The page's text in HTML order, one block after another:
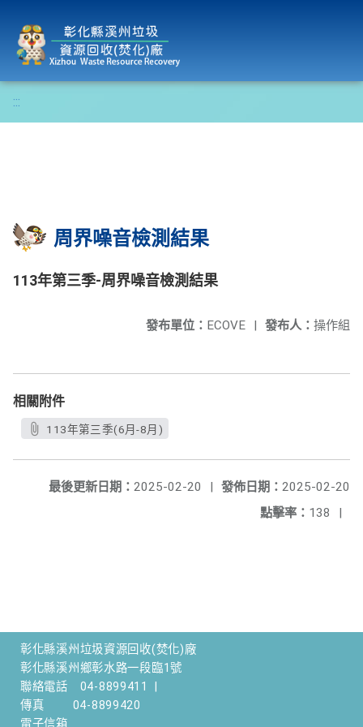
:::
周界噪音檢測結果
113年第三季-周界噪音檢測結果
發布人： 操作組
發布單位： ECOVE |
相關附件
113年第三季(6月-8月)
發佈日期： 2025-02-20
最後更新日期： 2025-02-20
|
點擊率： 138 |
彰化縣溪州垃圾資源回收(焚化)廠
彰化縣溪州鄉彰水路一段臨1號
聯絡電話
04-8899411
傳真
04-8899420
電子信箱